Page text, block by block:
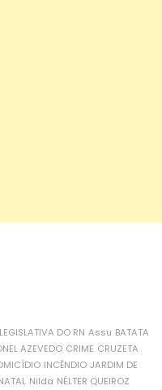
DO RN Assu BATATA
AZEVEDO CRIME CRUZETA
INCÊNDIO JARDIM DE
Nilda NÉLTER QUEIROZ